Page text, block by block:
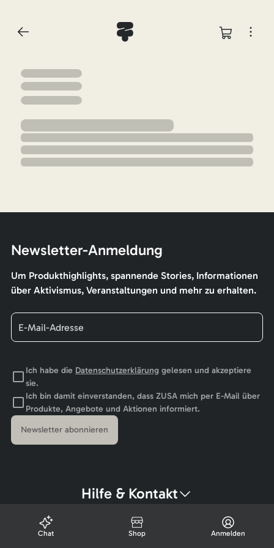
Newsletter-Anmeldung
Um Produkthighlights, spannende Stories, Informationen
über Aktivismus, Veranstaltungen und mehr zu erhalten.
Ich habe die Datenschutzerklärunggelesen und akzeptiere
sie.
Ich bin damit einverstanden, dass ZUSA mich per E-Mail über
Produkte, Angebote und Aktionen informiert.
Newsletter abonnieren
Hilfe & Kontakt
Chat Shop Anmelden